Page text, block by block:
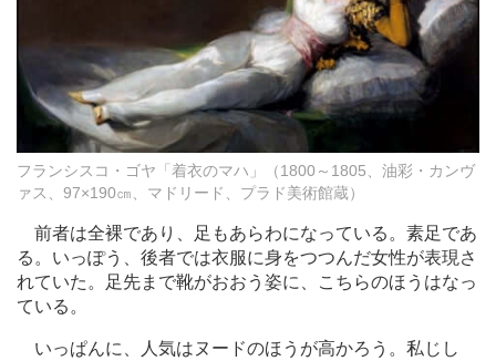
フランシスコ・ゴヤ「着衣のマハ」（1800～1805、油彩・カンヴ
ァス、97×190㎝、マドリード、プラド美術館蔵）
前者は全裸であり、足もあらわになっている。素足であ
る。いっぽう、後者では衣服に身をつつんだ女性が表現さ
れていた。足先まで靴がおおう姿に、こちらのほうはなっ
ている。
いっぱんに、人気はヌードのほうが高かろう。私じし